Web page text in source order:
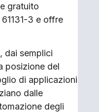
gratuito
3 e offre
dai semplici
posizione del
di applicazioni
dalle
degli